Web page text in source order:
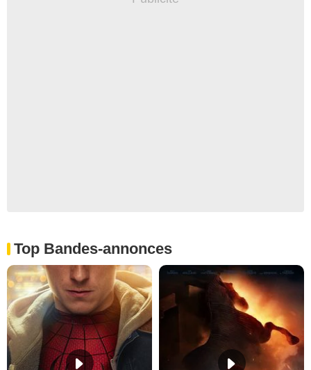
Top Bandes-annonces